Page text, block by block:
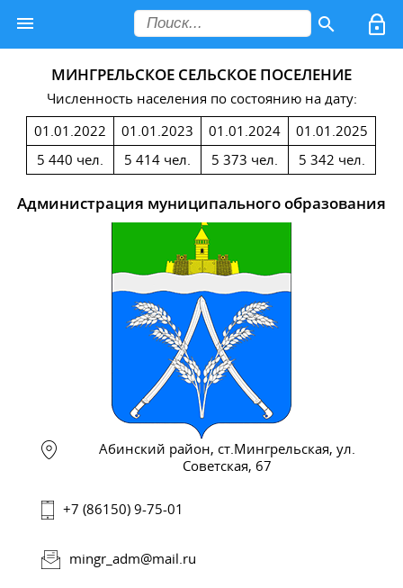
МИНГРЕЛЬСКОЕ СЕЛЬСКОЕ ПОСЕЛЕНИЕ
Численность населения по состоянию на дату:
01.01.2022
5 440 чел.
01.01.2023
5 414 чел.
01.01.2024
5 373 чел.
01.01.2025
5 342 чел.
Администрация муниципального образования
Абинский район, ст.Мингрельская, ул.
Советская, 67
+7 (86150) 9-75-01
mingr_adm@mail.ru